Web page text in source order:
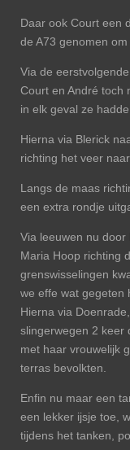
Daar ook Court een
de A73 genomen
Via de
Court en André toch
in elk geval ze
Hierna via Blerick
richting het veer naar
Langs de maas
een extra rondje
Via leeuwen nu
Maria Hoop richting
grenswisselingen
we effe wat gegeten
Hierna via
slingerwegen 2 keer
met haar vrouwelijk
terras bevolkten.
Enfin nu maar een
een lekker ijsje toe,
tijdens het tanken,